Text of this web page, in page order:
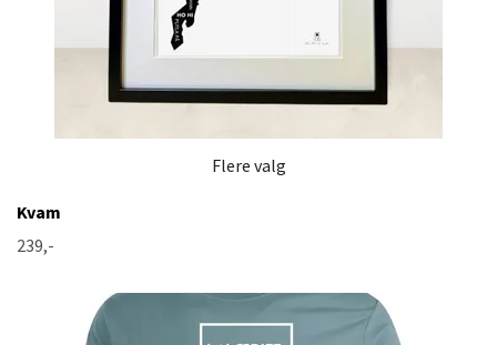
Flere valg
Kvam
239,-